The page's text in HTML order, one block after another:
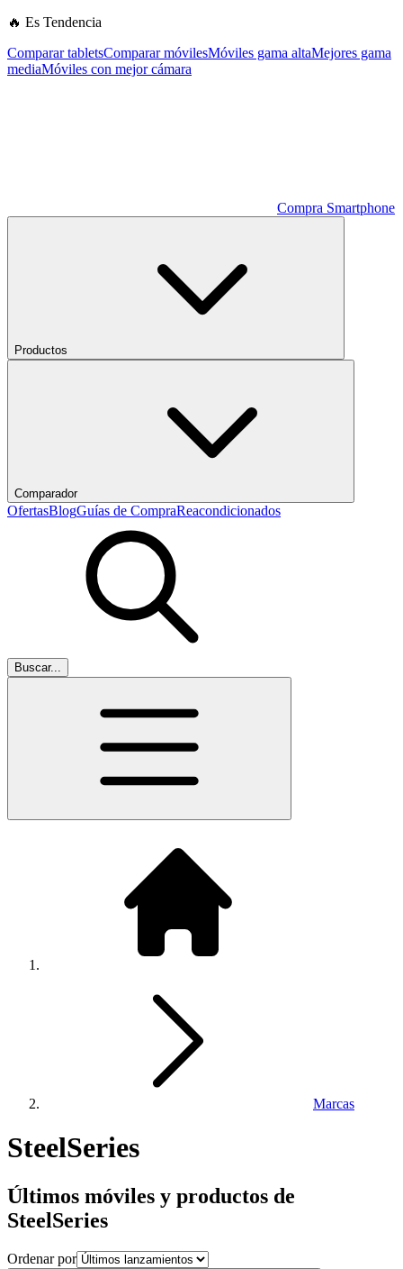
🔥 Es Tendencia
Comparar tabletsComparar móvilesMóviles gama altaMejores gama
mediaMóviles con mejor cámara
Compra Smartphone
Productos
Comparador
OfertasBlogGuías de CompraReacondicionados
Buscar...
Marcas
SteelSeries
Últimos móviles y productos de
SteelSeries
Ordenar por